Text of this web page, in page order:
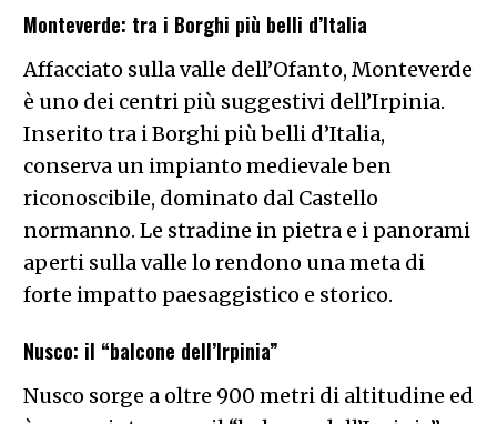
Monteverde: tra i Borghi più belli d’Italia
Affacciato sulla valle dell’Ofanto, Monteverde
è uno dei centri più suggestivi dell’Irpinia.
Inserito tra i Borghi più belli d’Italia,
conserva un impianto medievale ben
riconoscibile, dominato dal Castello
normanno. Le stradine in pietra e i panorami
aperti sulla valle lo rendono una meta di
forte impatto paesaggistico e storico.
Nusco: il “balcone dell’Irpinia”
Nusco sorge a oltre 900 metri di altitudine ed